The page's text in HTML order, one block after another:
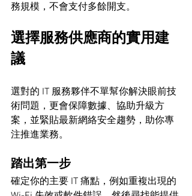
務規模，不會支付多餘開支。
選擇服務供應商的實用建
議
選對的 IT 服務夥伴不單幫你解決眼前技
術問題，更會保障數據、協助升級方
案，並緊貼最新網絡安全趨勢，助你專
注推進業務。
踏出第一步
確定你的主要 IT 痛點，例如重複出現的